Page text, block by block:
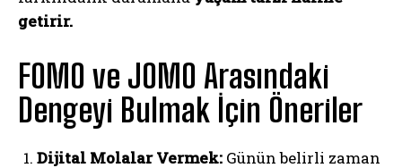
getirir.
FOMO ve JOMO Arasındaki
Dengeyi Bulmak İçin Öneriler
Dijital Molalar Vermek: Günün belirli zaman